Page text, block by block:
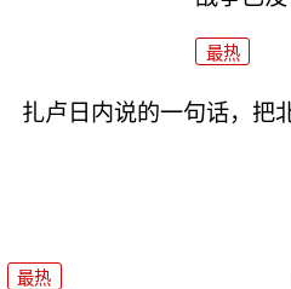
最热
扎卢日内说的一句话，把
最热